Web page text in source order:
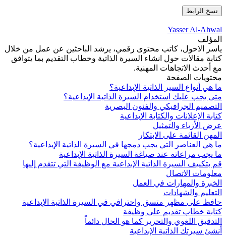
نسخ الرابط
Yasser Al-Ahwal
المؤلف
ياسر الاحول، كاتب محتوى رقمي، يرشد الباحثين عن عمل من خلال
كتابة مقالات حول انشاء السيرة الذاتية وخطاب التقديم بما يتوافق
مع أحدث الاتجاهات المهنية.
محتويات الصفحة
ما هي أنواع السير الذاتية الإبداعية؟
متى يجب عليك استخدام السيرة الذاتية الإبداعية؟
التصميم الجرافيكي والفنون البصرية
كتابة الإعلانات والكتابة الإبداعية
عرض الأزياء والتمثيل
المهن القائمة على الابتكار
ما هي العناصر التي يجب دمجها في السيرة الذاتية الإبداعية؟
ما يجب مراعاته عند صياغة السيرة الذاتية الإبداعية
قم بتكييف السيرة الذاتية الإبداعية مع الوظيفة التي تتقدم إليها
معلومات الاتصال
الخبرة والمهارات في العمل
التعليم والشهادات
حافظ على مظهر متسق واحترافي في السيرة الذاتية الإبداعية
كتابة خطاب تقديم على وظيفة
التدقيق اللغوي والتحرير كما هو الحال دائماً
أنشئ سيرتك الذاتية الإبداعية